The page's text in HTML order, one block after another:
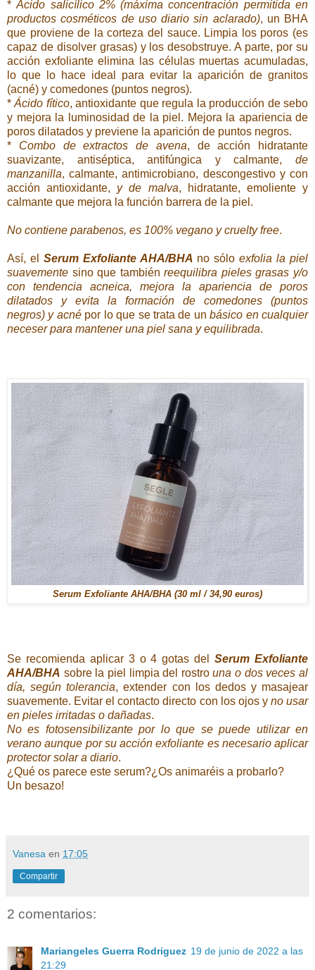
*Ácido salicílico 2% (máxima concentración permitida en
productos cosméticos de uso diario sin aclarado), un BHA
que proviene de la corteza del sauce. Limpia los poros (es
capaz de disolver grasas) y los desobstruye. A parte, por su
acción exfoliante elimina las células muertas acumuladas,
lo que lo hace ideal para evitar la aparición de granitos
(acné) y comedones (puntos negros).
*Ácido fítico, antioxidante que regula la producción de sebo
y mejora la luminosidad de la piel. Mejora la apariencia de
poros dilatados y previene la aparición de puntos negros.
* Combo de extractos de avena, de acción hidratante
suavizante, antiséptica, antifúngica y calmante, de
manzanilla, calmante, antimicrobiano, descongestivo y con
acción antioxidante, y de malva, hidratante, emoliente y
calmante que mejora la función barrera de la piel.
No contiene parabenos, es 100% vegano y cruelty free.
Así, el Serum Exfoliante AHA/BHA no sólo exfolia la piel
suavemente sino que también reequilibra pieles grasas y/o
con tendencia acneica, mejora la apariencia de poros
dilatados y evita la formación de comedones (puntos
negros) y acnépor lo que se trata de unbásico en cualquier
neceser para mantener una piel sana y equilibrada.
Serum Exfoliante AHA/BHA (30 ml / 34,90 euros)
Se recomienda aplicar 3 o 4 gotas delSerum Exfoliante
AHA/BHA sobre la piel limpia del rostrouna o dos veces al
día, según tolerancia, extender con los dedos y masajear
suavemente. Evitar el contacto directo con los ojos y no usar
en pieles irritadas o dañadas.
No es fotosensibilizante por lo que se puede utilizar en
verano aunque por su acción exfoliante es necesario aplicar
protector solar a diario.
¿Qué os parece este serum?¿Os animaréis a probarlo?
Un besazo!
Vanesa en 17:05
Compartir
2 comentarios:
Mariangeles Guerra Rodriguez 19 de junio de 2022 a las
21:29